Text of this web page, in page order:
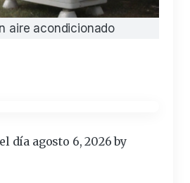
aire acondicionado
día agosto 6, 2026 by